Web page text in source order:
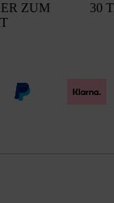
ZUM
30